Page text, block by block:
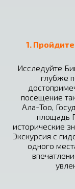
1.
Исследуйте
глубже
посещение
Ала-Тоо,
площадь
исторические
Экскурсия с
одного